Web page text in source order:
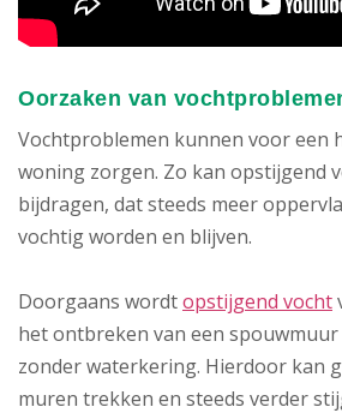
Oorzaken van
Vochtproblemen kunnen voor een
woning zorgen. Zo kan opstijgend
bijdragen, dat steeds meer
vochtig worden en blijven.
Doorgaans wordtopstijgend vocht
het ontbreken van een
zonder waterkering. Hierdoor kan
muren trekken en steeds verder